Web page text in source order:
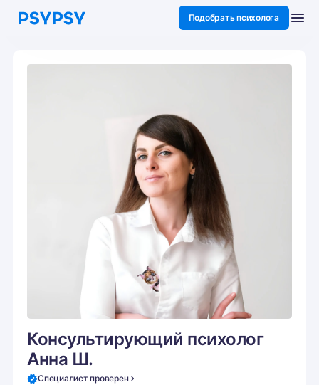
Подобрать психолога
Консультирующий психолог
Анна Ш.
Специалист проверен